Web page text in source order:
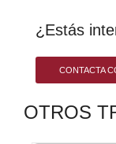
¿Estás
CONTACTA
OTROS